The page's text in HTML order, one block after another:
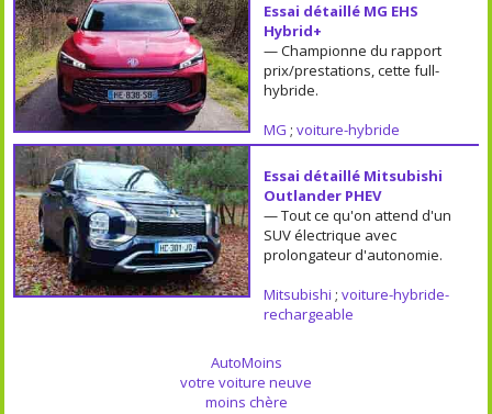
Essai détaillé MG EHS
Hybrid+
— Championne du rapport
prix/prestations, cette full-
hybride.
MG ; voiture-hybride
Essai détaillé Mitsubishi
Outlander PHEV
— Tout ce qu'on attend d'un
SUV électrique avec
prolongateur d'autonomie.
Mitsubishi ; voiture-hybride-
rechargeable
AutoMoins
votre voiture neuve
moins chère